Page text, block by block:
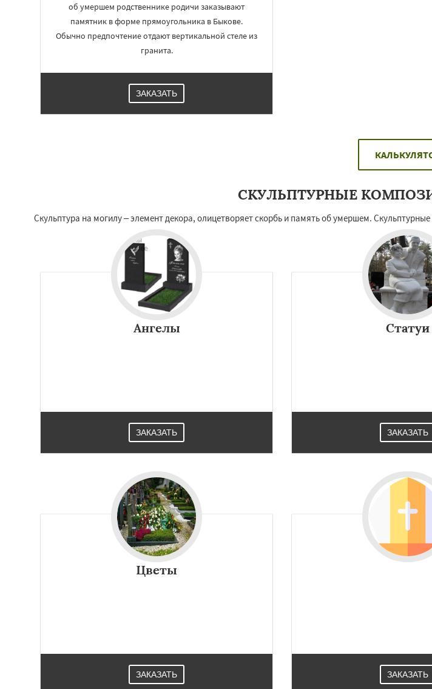
об умершем родственнике родичи заказывают
памятник в форме прямоугольника в Быкове.
Обычно предпочтение отдают вертикальной стеле из
гранита.
ЗАКАЗАТЬ
СКУЛЬПТУРНЫЕ
Скульптура на могилу – элемент декора, олицетворяет скорбь и память об умершем.
Ангелы
ЗАКАЗАТЬ
Статуи
ЗАКАЗАТЬ
Цветы
ЗАКАЗАТЬ ЗАКАЗАТЬ